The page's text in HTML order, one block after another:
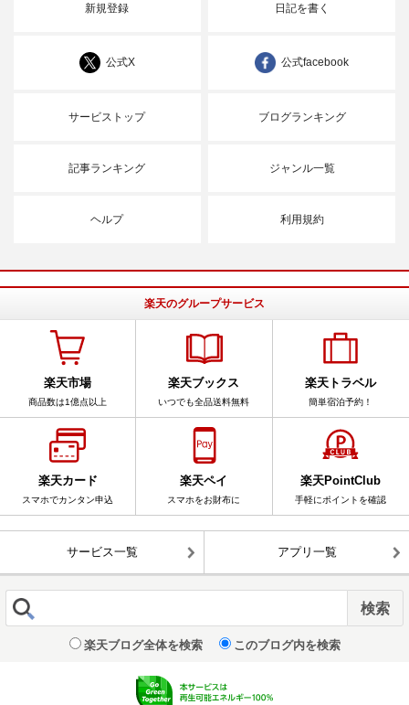
新規登録 日記を書く
公式X 公式facebook
サービストップ ブログランキング
記事ランキング ジャンル一覧
ヘルプ 利用規約
楽天のグループサービス
楽天市場
商品数は1億点以上
楽天ブックス
いつでも全品送料無料
楽天トラベル
簡単宿泊予約！
楽天カード
スマホでカンタン申込
楽天ペイ
スマホをお財布に
楽天PointClub
手軽にポイントを確認
サービス一覧 アプリ一覧
楽天ブログ全体を検索 このブログ内を検索